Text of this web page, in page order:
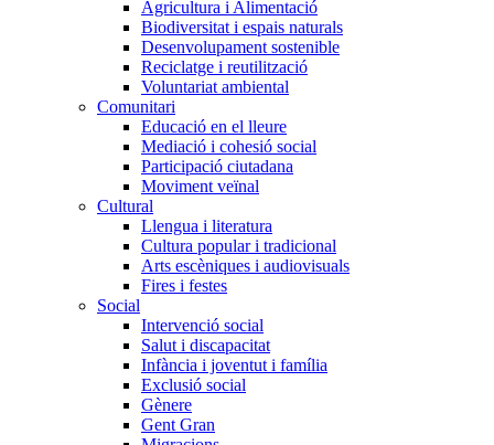
Agricultura i Alimentació
Biodiversitat i espais naturals
Desenvolupament sostenible
Reciclatge i reutilització
Voluntariat ambiental
Comunitari
Educació en el lleure
Mediació i cohesió social
Participació ciutadana
Moviment veïnal
Cultural
Llengua i literatura
Cultura popular i tradicional
Arts escèniques i audiovisuals
Fires i festes
Social
Intervenció social
Salut i discapacitat
Infància i joventut i família
Exclusió social
Gènere
Gent Gran